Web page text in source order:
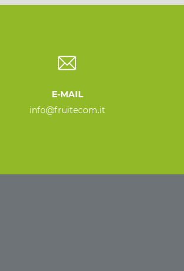
E-MAIL
info@fruitecom.it